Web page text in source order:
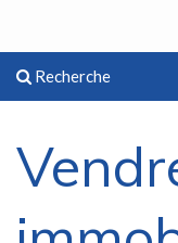
Recherche